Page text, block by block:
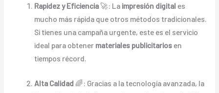
Rapidez y Eficiencia 🚀: La impresión digital es
mucho más rápida que otros métodos tradicionales.
Si tienes una campaña urgente, este es el servicio
ideal para obtener materiales publicitarios en
tiempos récord.
Alta Calidad 🌈: Gracias a la tecnología avanzada, la